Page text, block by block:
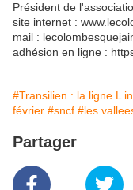
Président de
site internet :
mail :
adhésion en ligne :
#Transilien : la ligne L
février #sncf #les
Partager